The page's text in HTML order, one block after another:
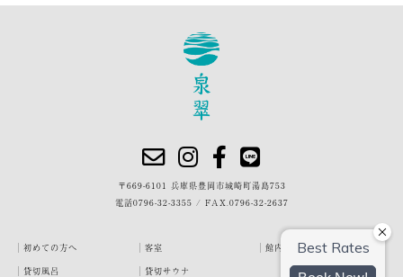
〒669-6101 兵庫県豊岡市城崎町湯島753
電話0796-32-3355 / FAX.0796-32-2637
初めての方へ 客室
館内・施設
貸切風呂
貸切サウナ